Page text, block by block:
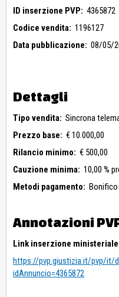
ID inserzione PVP: 4365872
Codice vendita: 1196127
Data pubblicazione: 08/05/
Dettagli
Tipo vendita: Sincrona
Prezzo base: € 10.000,00
Rilancio minimo: € 500,00
Cauzione minima: 10,00 %
Metodi pagamento: Bonifico
Annotazioni
Link inserzione
https://pvp.giustizia.it/pvp/it/
idAnnuncio=4365872